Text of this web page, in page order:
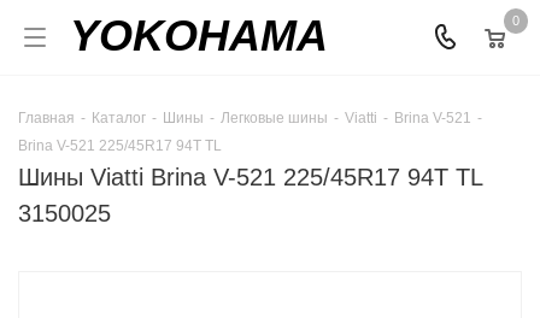
YOKOHAMA 0
Главная - Каталог - Шины - Легковые шины - Viatti - Brina V-521 -
Brina V-521 225/45R17 94T TL
Шины Viatti Brina V-521 225/45R17 94T TL
3150025